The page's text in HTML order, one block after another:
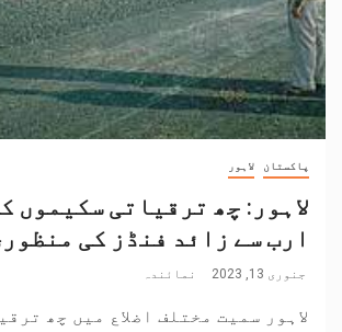
پاکستان لاہور
لاہور: چھ ترقیاتی سکیموں
ارب سے زائد فنڈز کی
جنوری 13, 2023 نمائندہ
لاہور سمیت مختلف اضلاع میں چھ